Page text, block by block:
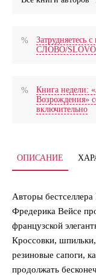
Затрудняетесь
СЛОВО/
Книга недели:
Возрождения»
включительно
ОПИСАНИЕ
Авторы
Фредерика Вейсе
французской
Кроссовки,
резиновые сапоги,
продолжать